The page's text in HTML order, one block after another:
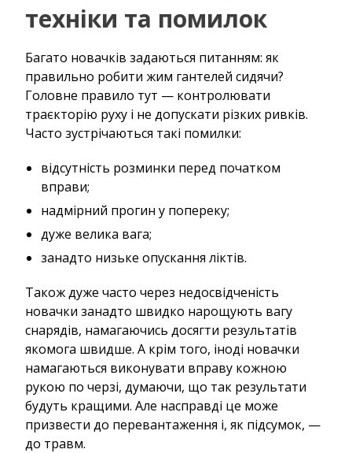
техніки та помилок
Багато новачків задаються питанням: як
правильно робити жим гантелей сидячи?
Головне правило тут — контролювати
траєкторію руху і не допускати різких ривків.
Часто зустрічаються такі помилки:
відсутність розминки перед початком
вправи;
надмірний прогин у попереку;
дуже велика вага;
занадто низьке опускання ліктів.
Також дуже часто через недосвідченість
новачки занадто швидко нарощують вагу
снарядів, намагаючись досягти результатів
якомога швидше. А крім того, іноді новачки
намагаються виконувати вправу кожною
рукою по черзі, думаючи, що так результати
будуть кращими. Але насправді це може
призвести до перевантаження і, як підсумок, —
до травм.